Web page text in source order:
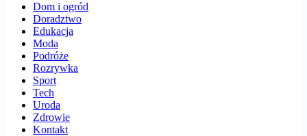
Dom i ogród
Doradztwo
Edukacja
Moda
Podróże
Rozrywka
Sport
Tech
Uroda
Zdrowie
Kontakt